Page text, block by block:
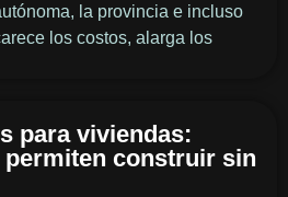
la provincia e incluso
los costos, alarga los
para viviendas:
construir sin